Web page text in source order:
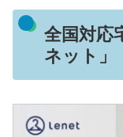
全国対応
ネット」